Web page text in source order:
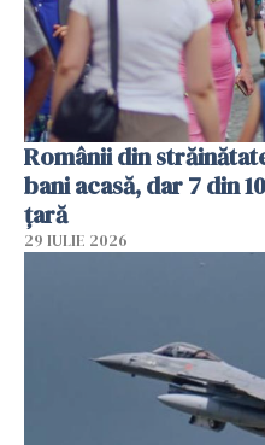
Românii din
bani acasă, dar 7 din
țară
29 IULIE 2026